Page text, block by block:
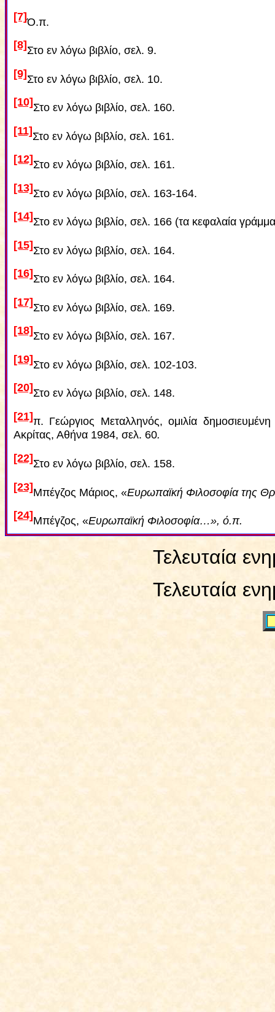
[7]Ό.π.
[8]Στο εν λόγω βιβλίο, σελ. 9.
[9]Στο εν λόγω βιβλίο, σελ. 10.
[10]Στο εν λόγω βιβλίο, σελ. 160.
[11]Στο εν λόγω βιβλίο, σελ. 161.
[12]Στο εν λόγω βιβλίο, σελ. 161.
[13]Στο εν λόγω βιβλίο, σελ. 163-164.
[14]Στο εν λόγω βιβλίο, σελ. 166 (τα κεφαλαία
[15]Στο εν λόγω βιβλίο, σελ. 164.
[16]Στο εν λόγω βιβλίο, σελ. 164.
[17]Στο εν λόγω βιβλίο, σελ. 169.
[18]Στο εν λόγω βιβλίο, σελ. 167.
[19]Στο εν λόγω βιβλίο, σελ. 102-103.
[20]Στο εν λόγω βιβλίο, σελ. 148.
[21]π. Γεώργιος Μεταλληνός, ομιλία
Ακρίτας, Αθήνα 1984, σελ. 60.
[22]Στο εν λόγω βιβλίο, σελ. 158.
[23]Μπέγζος Μάριος, «Ευρωπαϊκή Φιλοσοφία της
[24]Μπέγζος, «Ευρωπαϊκή Φιλοσοφία…», ό.π.
Τελευταία
Τελευταία